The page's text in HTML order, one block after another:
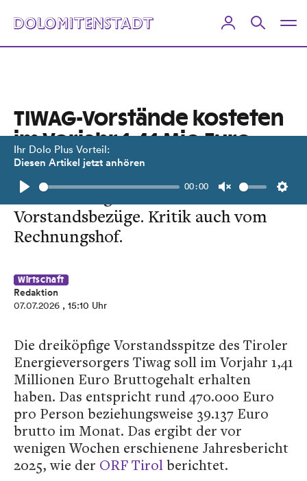
Ihr Dolo Plus Vorteil:
Diesen Artikel jetzt anhören
Play
00:00
Unmute
TIWAG-Vorstände kosteten
im Vorjahr 1,41 Mio Euro
Die Tiroler Grünen fordern eine
Gehaltsobergrenze für
Vorstandsbezüge. Kritik auch vom
Rechnungshof.
Wirtschaft
Redaktion
07.07.2026 , 15:10 Uhr
Die dreiköpfige Vorstandsspitze des Tiroler
Energieversorgers Tiwag soll im Vorjahr 1,41
Millionen Euro Bruttogehalt erhalten
haben. Das entspricht rund 470.000 Euro
pro Person beziehungsweise 39.137 Euro
brutto im Monat. Das ergibt der vor
wenigen Wochen erschienene Jahresbericht
2025, wie der ORF Tirolberichtet.